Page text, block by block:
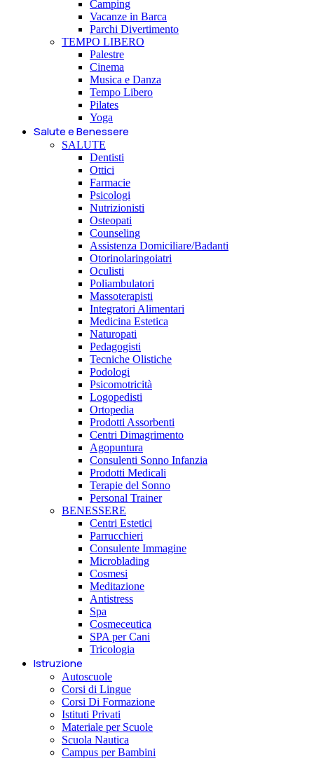
Camping
Vacanze in Barca
Parchi Divertimento
TEMPO LIBERO
Palestre
Cinema
Musica e Danza
Tempo Libero
Pilates
Yoga
Salute e Benessere
SALUTE
Dentisti
Ottici
Farmacie
Psicologi
Nutrizionisti
Osteopati
Counseling
Assistenza Domiciliare/Badanti
Otorinolaringoiatri
Oculisti
Poliambulatori
Massoterapisti
Integratori Alimentari
Medicina Estetica
Naturopati
Pedagogisti
Tecniche Olistiche
Podologi
Psicomotricità
Logopedisti
Ortopedia
Prodotti Assorbenti
Centri Dimagrimento
Agopuntura
Consulenti Sonno Infanzia
Prodotti Medicali
Terapie del Sonno
Personal Trainer
BENESSERE
Centri Estetici
Parrucchieri
Consulente Immagine
Microblading
Cosmesi
Meditazione
Antistress
Spa
Cosmeceutica
SPA per Cani
Tricologia
Istruzione
Autoscuole
Corsi di Lingue
Corsi Di Formazione
Istituti Privati
Materiale per Scuole
Scuola Nautica
Campus per Bambini